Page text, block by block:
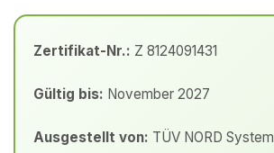
Zertifikat-Nr.: Z 8124091431
Gültig bis: November 2027
Ausgestellt von: TÜV NORD